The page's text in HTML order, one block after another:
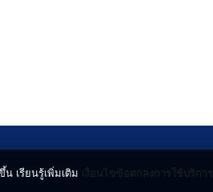
เรียนรู้เพิ่มเติม เงื่อนไขข้อตกลงการใช้บริการ